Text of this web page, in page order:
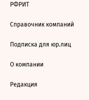
РФРИТ
Справочник компаний
Подписка для юр.лиц
О компании
Редакция